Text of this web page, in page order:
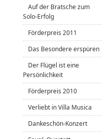
Auf der Bratsche zum
Solo-Erfolg
Förderpreis 2011
Das Besondere erspüren
Der Flügel ist eine
Persönlichkeit
Förderpreis 2010
Verliebt in Villa Musica
Dankeschön-Konzert